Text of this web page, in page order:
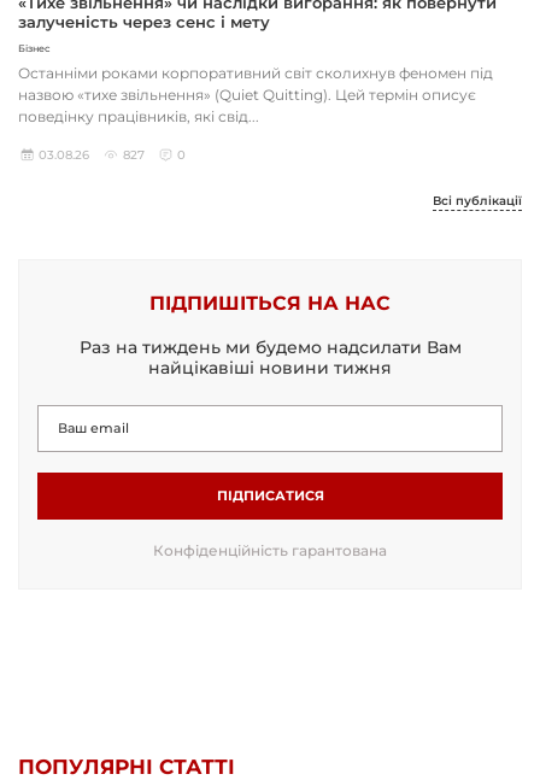
залученість через сенс і мету
Бізнес
Останніми роками корпоративний світ сколихнув феномен під
назвою «тихе звільнення» (Quiet Quitting). Цей термін описує
поведінку працівників, які свід...
03.08.26 827 0
Всі публікації
ПІДПИШІТЬСЯ НА НАС
Раз на тиждень ми будемо надсилати Вам
найцікавіші новини тижня
ПІДПИСАТИСЯ
Конфіденційність гарантована
ПОПУЛЯРНІ СТАТТІ